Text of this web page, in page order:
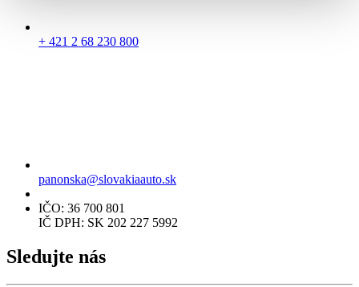
+ 421 2 68 230 800
panonska@slovakiaauto.sk
IČO: 36 700 801
IČ DPH: SK 202 227 5992
Sledujte nás